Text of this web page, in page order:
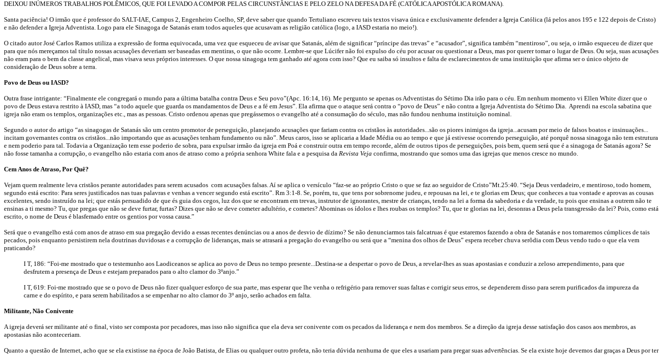
DEIXOU INÚMEROS TRABALHOS POLÊMICOS, QUE FOI LEVADO A COMPOR PELAS CIRCUNSTÂNCIAS E PELO ZELO NA DEFESA DA FÉ (CATÓLICA APOSTÓLICA ROMANA).
Santa paciência! O irmão que é professor do SALT-IAE, Campus 2, Engenheiro Coelho, SP, deve saber que quando Tertuliano escreveu tais textos visava única e exclusivamente defender a Igreja Católica (lá pelos anos 195 e 122 depois de Cristo)
e não defender a Igreja Adventista. Logo para ele Sinagoga de Satanás eram todos aqueles que acusavam as religião católica (logo, a IASD estaria no meio!).
O citado autor José Carlos Ramos utiliza a expressão de forma equivocada, uma vez que esqueceu de avisar que Satanás, além de significar “príncipe das trevas” e “acusador”, significa também “mentiroso”, ou seja, o irmão esqueceu de dizer que
para que nós mereçamos tal título nossas acusações deveriam ser baseadas em mentiras, o que não ocorre. Lembre-se que Lúcifer não foi expulso do céu por acusar ou questionar a Deus, mas por querer tomar o lugar de Deus. Ou seja, suas acusações
não eram para o bem da classe angelical, mas visava seus próprios interesses. O que nossa sinagoga tem ganhado até agora com isso? Que eu saiba só insultos e falta de esclarecimentos de uma instituição que afirma ser o único objeto de
consideração de Deus sobre a terra.
Povo de Deus ou IASD?
Outra frase intrigante: “Finalmente ele congregará o mundo para a última batalha contra Deus e Seu povo”(Apc. 16:14, 16). Me pergunto se apenas os Adventistas do Sétimo Dia irão para o céu. Em nenhum momento vi Ellen White dizer que o
povo de Deus estava restrito à IASD, mas “a todo aquele que guarda os mandamentos de Deus e a fé em Jesus”. Ela afirma que o ataque será contra o “povo de Deus” e não contra a Igreja Adventista do Sétimo Dia. Aprendi na escola sabatina que
igreja não eram os templos, organizações etc., mas as pessoas. Cristo ordenou apenas que pregássemos o evangelho até a consumação do século, mas não fundou nenhuma instituição nominal.
Segundo o autor do artigo “as sinagogas de Satanás são um centro promotor de perseguição, planejando acusações que fariam contra os cristãos às autoridades...são os piores inimigos da igreja...acusam por meio de falsos boatos e insinuações...
incitam governantes contra os cristãos...não importando que as acusações tenham fundamento ou não”. Meus caros, isso se aplicaria a Idade Média ou ao tempo e que já estivesse ocorrendo perseguição, até porquê nossa sinagoga não tem estrutura
e nem poderio para tal. Todavia a Organização tem esse poderio de sobra, para expulsar irmão da igreja em Poá e construir outra em tempo recorde, além de outros tipos de perseguições, pois bem, quem será que é a sinagoga de Satanás agora? Se
não fosse tamanha a corrupção, o evangelho não estaria com anos de atraso como a própria senhora White fala e a pesquisa da Revista Veja confirma, mostrando que somos uma das igrejas que menos cresce no mundo.
Cem Anos de Atraso, Por Quê?
Vejam quem realmente leva cristãos perante autoridades para serem acusados com acusações falsas. Aí se aplica o versículo “faz-se ao próprio Cristo o que se faz ao seguidor de Cristo”Mt.25:40. “Seja Deus verdadeiro, e mentiroso, todo homem,
segundo está escrito: Para seres justificados nas tuas palavras e venhas a vencer segundo está escrito”. Rm 3:1-8. Se, porém, tu, que tens por sobrenome judeu, e repousas na lei, e te glorias em Deus; que conheces a tua vontade e aprovas as cousas
excelentes, sendo instruído na lei; que estás persuadido de que és guia dos cegos, luz dos que se encontram em trevas, instrutor de ignorantes, mestre de crianças, tendo na lei a forma da sabedoria e da verdade, tu pois que ensinas a outrem não te
ensinas a ti mesmo? Tu, que pregas que não se deve furtar, furtas? Dizes que não se deve cometer adultério, e cometes? Abominas os ídolos e lhes roubas os templos? Tu, que te glorias na lei, desonras a Deus pela transgressão da lei? Pois, como está
escrito, o nome de Deus é blasfemado entre os gentios por vossa causa.”
Será que o evangelho está com anos de atraso em sua pregação devido a essas recentes denúncias ou a anos de desvio de dízimo? Se não denunciarmos tais falcatruas é que estaremos fazendo a obra de Satanás e nos tornaremos cúmplices de tais
pecados, pois enquanto persistirem nela doutrinas duvidosas e a corrupção de lideranças, mais se atrasará a pregação do evangelho ou será que a “menina dos olhos de Deus” espera receber chuva serôdia com Deus vendo tudo o que ela vem
praticando?
I T, 186: “Foi-me mostrado que o testemunho aos Laodiceanos se aplica ao povo de Deus no tempo presente...Destina-se a despertar o povo de Deus, a revelar-lhes as suas apostasias e conduzir a zeloso arrependimento, para que
desfrutem a presença de Deus e estejam preparados para o alto clamor do 3ºanjo.”
I T, 619: Foi-me mostrado que se o povo de Deus não fizer qualquer esforço de sua parte, mas esperar que lhe venha o refrigério para remover suas faltas e corrigir seus erros, se dependerem disso para serem purificados da impureza da
carne e do espírito, e para serem habilitados a se empenhar no alto clamor do 3º anjo, serão achados em falta.
Militante, Não Conivente
A igreja deverá ser militante até o final, visto ser composta por pecadores, mas isso não significa que ela deva ser conivente com os pecados da liderança e nem dos membros. Se a direção da igreja desse satisfação dos casos aos membros, as
apostasias não aconteceriam.
Quanto a questão de Internet, acho que se ela existisse na época de João Batista, de Elias ou qualquer outro profeta, não teria dúvida nenhuma de que eles a usariam para pregar suas advertências. Se ela existe hoje devemos dar graças a Deus por ter